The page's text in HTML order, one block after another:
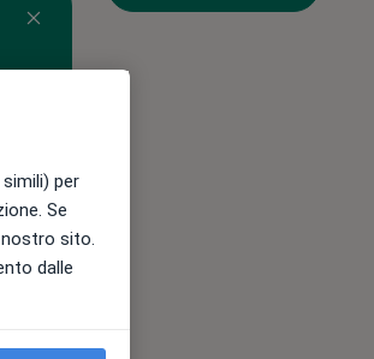
Mer,
12 Ago
per
Se
sito.
dalle